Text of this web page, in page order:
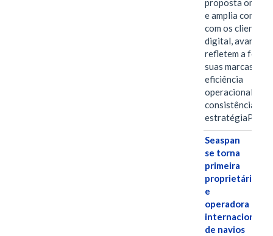
proposta
e amplia
com os clientes
digital, avanços
refletem a força
suas marcas, a
eficiência
operacional e a
consistência de
Seaspan
se torna
primeira
proprietária
e
operadora
internacional
de navios